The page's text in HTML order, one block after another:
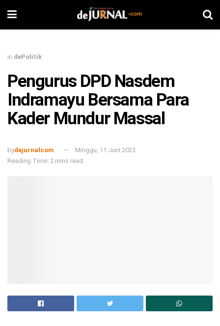
in dePolitik
Pengurus DPD Nasdem
Indramayu Bersama Para
Kader Mundur Massal
bydejurnalcom
Minggu, 11 Juni 2023
Reading Time: 2 mins read